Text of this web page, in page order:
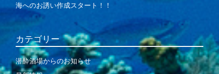
海へのお誘い作成スタート！！
カテゴリー
潜酔酒場からのお知らせ